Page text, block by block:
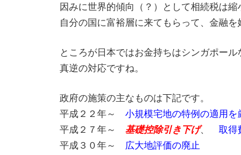
因みに世界的傾向（？）として相続税は縮
自分の国に富裕層に来てもらって、金融
ところが日本ではお金持ちはシンガポール
真逆の対応ですね。
政府の施策の主なものは下記です。
平成２２年～ 小規模宅地の特例の適用を
平成２７年～ 基礎控除引き下げ、 取得
平成３０年～ 広大地評価の廃止